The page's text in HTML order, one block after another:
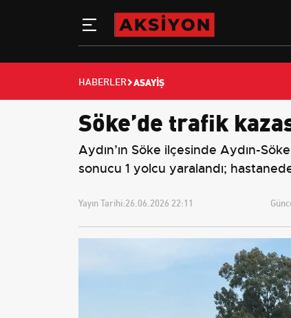
HABERLER ASAYIŞ
Söke’de trafik
Aydın’ın Söke ilçesinde Aydın-
sonucu 1 yolcu yaralandı;
Yayın Tarihi:26.06.2026 22:11